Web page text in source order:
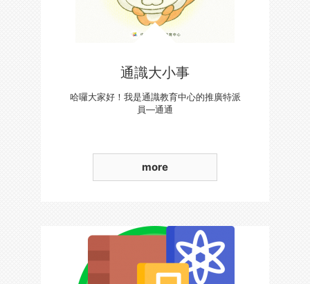
通識大小事
哈囉大家好！我是通識教育中心的推廣特派
員—通通
more